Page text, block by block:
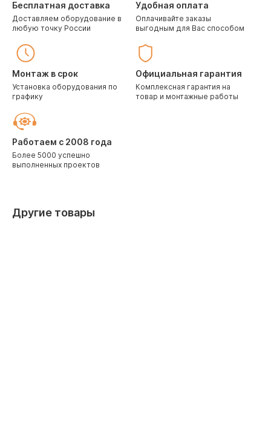
Бесплатная доставка
Доставляем оборудование в
любую точку России
Удобная оплата
Оплачивайте заказы
выгодным для Вас способом
Монтаж в срок
Установка оборудования по
графику
Официальная гарантия
Комплексная гарантия на
товар и монтажные работы
Работаем с 2008 года
Более 5000 успешно
выполненных проектов
Другие товары